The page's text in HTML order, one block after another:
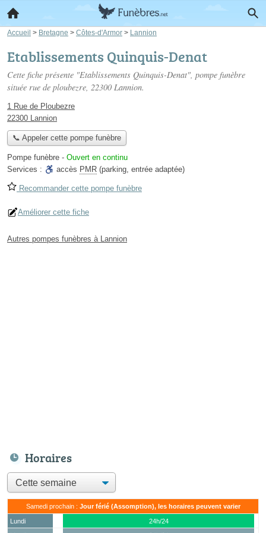
Accueil > Bretagne > Côtes-d'Armor > Lannion
Etablissements Quinquis-Denat
Cette fiche présente "Etablissements Quinquis-Denat", pompe funèbre
située rue de ploubezre, 22300 Lannion.
1 Rue de Ploubezre
22300 Lannion
📞 Appeler cette pompe funèbre
Pompe funèbre - Ouvert en continu
Services :
accès PMR (parking, entrée adaptée)
Recommander cette pompe funèbre
Améliorer cette fiche
Autres pompes funèbres à Lannion
Horaires
Samedi prochain : Jour férié (Assomption), les horaires peuvent varier
Lundi
24h/24